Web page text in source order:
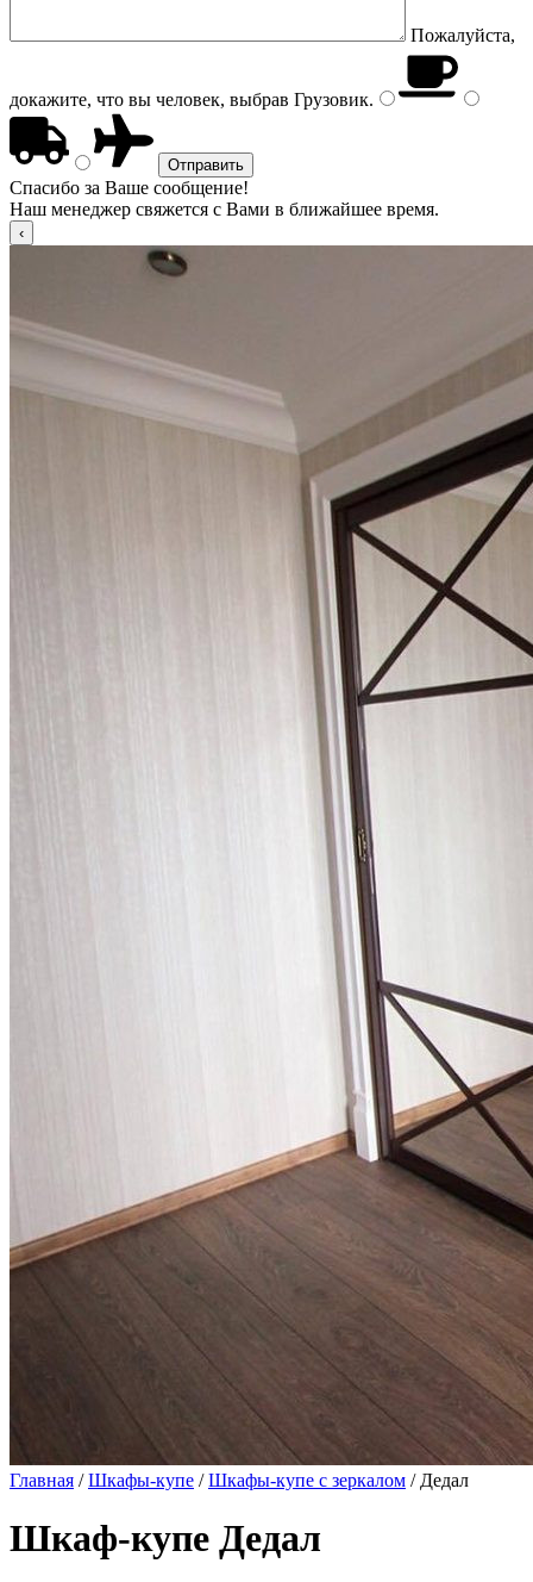
Пожалуйста,
докажите, что вы человек, выбрав Грузовик.
Спасибо за Ваше сообщение!
Наш менеджер свяжется с Вами в ближайшее время.
Главная /Шкафы-купе /Шкафы-купе с зеркалом / Дедал
Шкаф-купе Дедал